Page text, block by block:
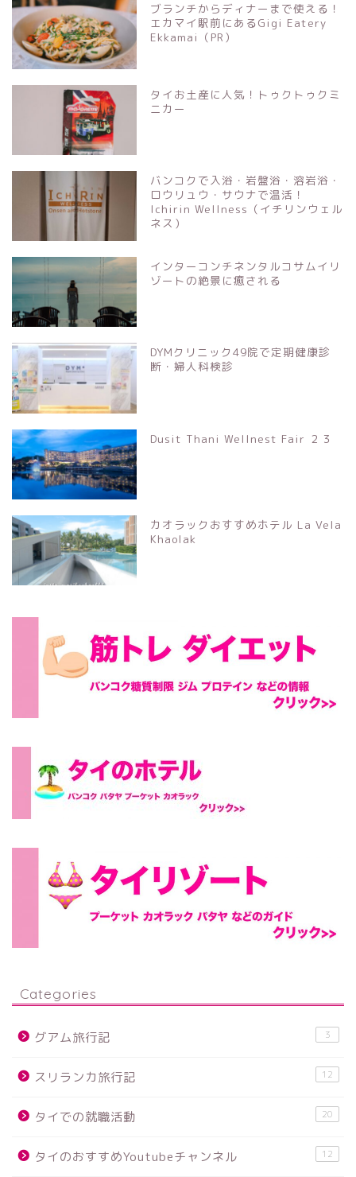
ブランチからディナーまで使える！
エカマイ駅前にあるGigi Eatery
Ekkamai（PR）
タイお土産に人気！トゥクトゥクミ
ニカー
バンコクで入浴・岩盤浴・溶岩浴・
ロウリュウ・サウナで温活！
Ichirin Wellness（イチリンウェル
ネス）
インターコンチネンタルコサムイリ
ゾートの絶景に癒される
DYMクリニック49院で定期健康診
断・婦人科検診
Dusit Thani Wellnest Fair ２３
カオラックおすすめホテル La Vela
Khaolak
Categories
グアム旅行記 3
スリランカ旅行記 12
タイでの就職活動 20
タイのおすすめYoutubeチャンネル 12